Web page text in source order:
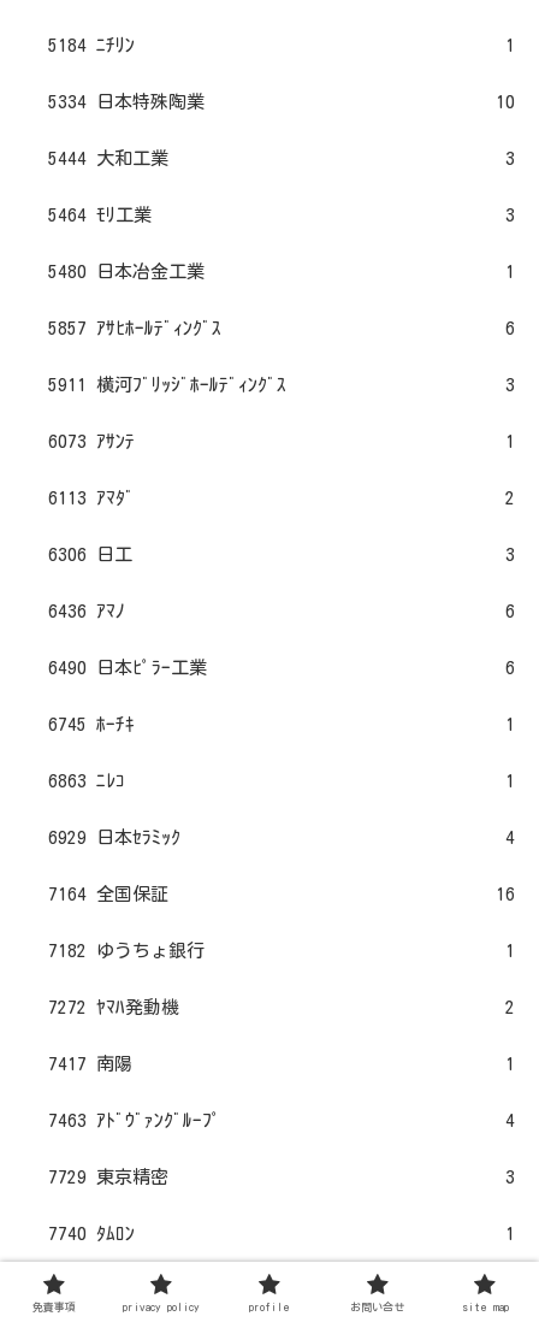
5184 ﾆﾁﾘﾝ 1
5334 日本特殊陶業 10
5444 大和工業 3
5464 ﾓﾘ工業 3
5480 日本冶金工業 1
5857 ｱｻﾋﾎｰﾙﾃﾞｨﾝｸﾞｽ 6
5911 横河ﾌﾞﾘｯｼﾞﾎｰﾙﾃﾞｨﾝｸﾞｽ 3
6073 ｱｻﾝﾃ 1
6113 ｱﾏﾀﾞ 2
6306 日工 3
6436 ｱﾏﾉ 6
6490 日本ﾋﾟﾗｰ工業 6
6745 ﾎｰﾁｷ 1
6863 ﾆﾚｺ 1
6929 日本ｾﾗﾐｯｸ 4
7164 全国保証 16
7182 ゆうちょ銀行 1
7272 ﾔﾏﾊ発動機 2
7417 南陽 1
7463 ｱﾄﾞｳﾞｧﾝｸﾞﾙｰﾌﾟ 4
7729 東京精密 3
7740 ﾀﾑﾛﾝ 1
7751 ｷﾔﾉﾝ
免責事項 privacy policy profile お問い合せ site map